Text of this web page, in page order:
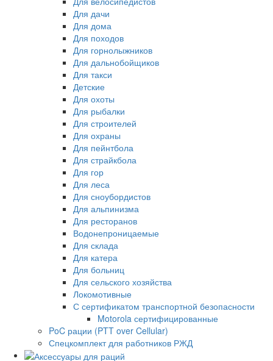
Для дачи
Для дома
Для походов
Для горнолыжников
Для дальнобойщиков
Для такси
Детские
Для охоты
Для рыбалки
Для строителей
Для охраны
Для пейнтбола
Для страйкбола
Для гор
Для леса
Для сноубордистов
Для альпинизма
Для ресторанов
Водонепроницаемые
Для склада
Для катера
Для больниц
Для сельского хозяйства
Локомотивные
С сертификатом транспортной безопасности
Motorola сертифицированные
PoC рации (PTT over Cellular)
Спецкомплект для работников РЖД